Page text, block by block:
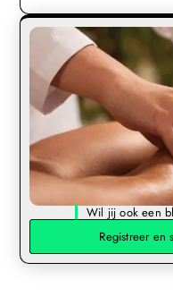
Wil jij ook een
Registreer en